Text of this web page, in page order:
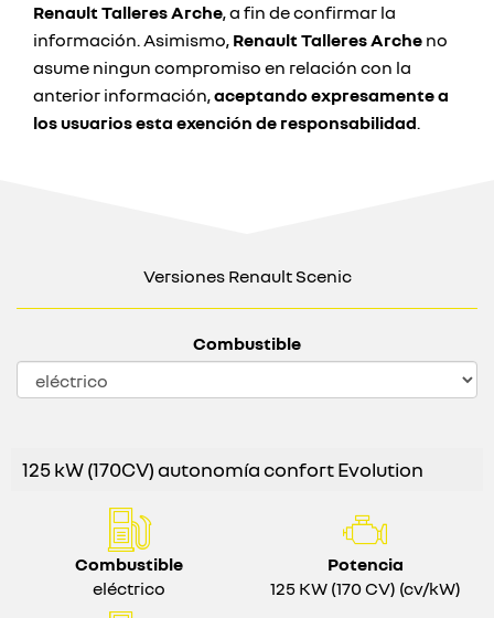
Renault Talleres Arche, a fin de confirmar la
información. Asimismo, Renault Talleres Arche no
asume ningun compromiso en relación con la
anterior información,aceptando expresamente a
los usuarios esta exención de responsabilidad.
Versiones Renault Scenic
Combustible
125 kW (170CV) autonomía confort Evolution
Combustible
eléctrico
Potencia
125 KW (170 CV) (cv/kW)